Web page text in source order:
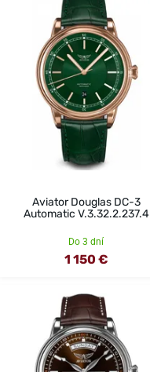
Aviator Douglas DC-3
Automatic V.3.32.2.237.4
Do 3 dní
1 150 €